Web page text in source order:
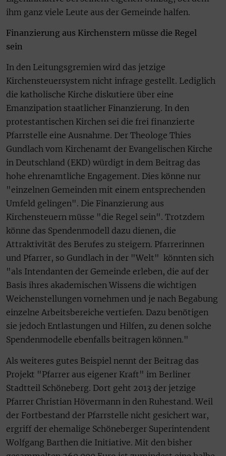
ihm ganz viele Leute aus der Gemeinde halfen.
Finanzierung aus Kirchenstern müsse die Regel
sein
In den Leitungsgremien wird das jetzige
Kirchensteuersystem nicht infrage gestellt. Lediglich
die katholische Kirche diskutiere über eine
Emanzipation staatlicher Finanzierung. In den
protestantischen Kirchen sei die frei finanzierte
Pfarrstelle eine Ausnahme. Der Theologe Thies
Gundlach vom Kirchenamt der Evangelischen Kirche
in Deutschland (EKD) würdigt in dem Beitrag das
hohe ehrenamtliche Engagement. Dies könne nur
"einzelnen Gemeinden mit einem entsprechenden
Umfeld gelingen". Die Finanzierung aus
Kirchensteuern müsse "die Regel sein". Trotzdem
könne das Spendenmodell dazu dienen, die
Attraktivität des Berufes zu steigern. Pfarrerinnen
und Pfarrer, so Gundlach in der "Welt" könnten sich
"als Intendanten der Gemeinde erleben, die auf der
Basis ihres akademischen Wissens die wichtigen
Weichenstellungen vornehmen und je nach Begabung
einzelne Arbeitsbereiche vertiefen. Dazu benötigen
sie jedoch Entlastungen und Hilfen, zu denen solche
Spendenmodelle ebenfalls beitragen können."
Als weiteres gutes Beispiel nennt der Beitrag das
Projekt "Pfarrer aus eigener Kraft" im Berliner
Stadtteil Schöneberg. Dort geht 2013 der jetzige
Pfarrer Christian Hövermann in den Ruhestand. Weil
der Fortbestand der Pfarrstelle nicht gesichert war,
ergriff der ehemalige Schöneberger Superintendent
Wolfgang Barthen die Initiative. Mit den bisher